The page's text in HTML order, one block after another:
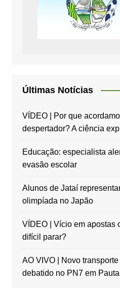
Últimas Notícias
VÍDEO | Por que
despertador? A ciência
Educação: especialista
evasão escolar
Alunos de Jataí
olimpíada no Japão
VÍDEO | Vício em apostas
difícil parar?
AO VIVO | Novo
debatido no PN7 em Pauta